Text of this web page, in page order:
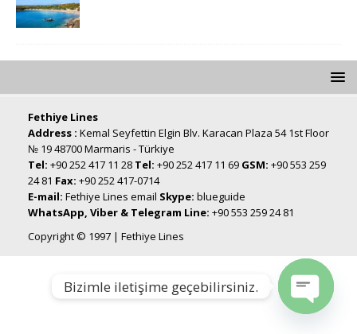
Fethiye Lines
Address : Kemal Seyfettin Elgin Blv. Karacan Plaza 54 1st Floor
№ 19 48700 Marmaris - Türkiye
Tel: +90 252 417 11 28 Tel: +90 252 417 11 69 GSM: +90 553 259
24 81 Fax: +90 252 417-0714
E-mail: Fethiye Lines email Skype: blueguide
WhatsApp, Viber & Telegram Line: +90 553 259 24 81
Copyright © 1997 | Fethiye Lines
Bizimle iletişime geçebilirsiniz.